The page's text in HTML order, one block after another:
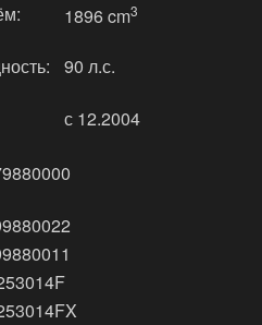
1896 cm3
90 л.с.
с 12.2004